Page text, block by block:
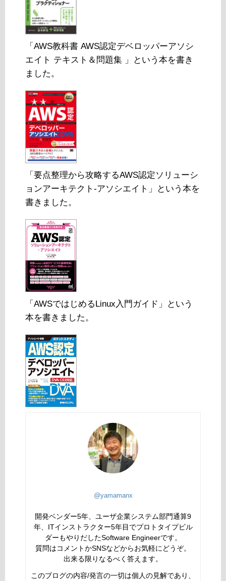
「AWS教科書 AWS認定デベロッパーアソシ
エイト テキスト＆問題集 」という本を書き
ました。
「要点整理から攻略するAWS認定ソリューシ
ョンアーキテクト-アソシエイト」という本を
書きました。
「AWSではじめるLinux入門ガイド」という
本を書きました。
@yamamanx
開発ベンダー5年、ユーザ企業システム部門通算9
年、ITインストラクター5年目でプロトタイプビル
ダーもやりだしたSoftware Engineerです。
質問はコメントかSNSなどからお気軽にどうぞ。
出来る限りなるべく答えます。
このブログの内容/発言の一切は個人の見解であり、